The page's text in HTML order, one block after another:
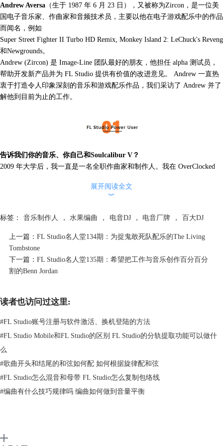
Andrew Aversa （生于 1987 年 6 月 23 日），又被称为Zircon，是一位美
国电子音乐家、作曲家和音频技术员，主要以他在电子游戏配乐中的作品
而闻名，例如
Super Street Fighter II Turbo HD Remix, Monkey Island 2: LeChuck's
和Newgrounds。
Andrew (Zircon) 是 Image-Line 团队最好的朋友，他担任 alpha 测试员，
帮助开发新产品并为 FL Studio 提供有价值的改进意见。 Andrew 一直热
衷于打造令人印象深刻的音乐和游戏配乐作品，我们采访了 Andrew 并了
解他到目前为止的工作。
告诉我们你的音乐、你自己和Soulcalibur V？
2009 年大学后，我一直是一名全职作曲家和制作人。我在 OverClocked
游戏音乐，我已经发布30 多条游戏混音，且仍然在社区中非常活跃！我
Jillian Aversa
作为一名电子艺术家，我喜欢以多种风格进行创作，从鼓和贝司到渐进式
的trance和 dubstep。截止2011 年底，我已推出8张原创专辑，全部由 FL
他作曲家协作，我以史诗般的管弦乐风格贡献了6首原创曲目。我喜欢向
展开阅读全文
︾
标签： 音乐制作人 ， 水果编曲 ， 电音DJ ， 电音厂牌 ， 百大DJ
上一篇： FL Studio名人堂134期：为捉鬼敢死队配乐的The Living
Tombstone
下一篇： FL Studio名人堂135期：希望把工作与音乐创作百分百分
割的Benn Jordan
读者也访问过这里:
#FL Studio账号注册与软件激活、换机登陆的方法
#FL Studio Mobile和FL Studio的区别 FL Studio的分轨提取功能可以做什
么
#歌曲开头和结尾的和弦如何配 如何根据旋律配和弦
#FL Studio怎么混音和母带 FL Studio怎么复制包络线
#编曲有什么技巧规律吗 编曲如何做到音量平衡